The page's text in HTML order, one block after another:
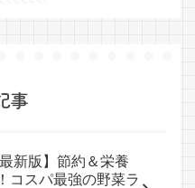
事
最新版】節約＆栄養
コスパ最強の野菜ラ